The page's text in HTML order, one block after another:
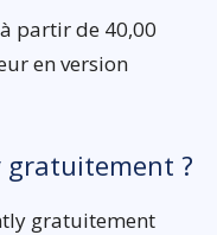
partir de 40,00
en version
gratuitement ?
gratuitement